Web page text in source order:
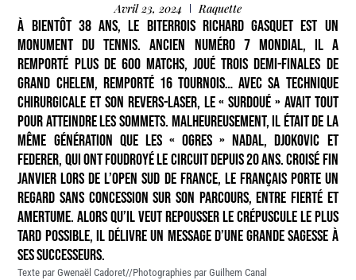
Avril 23, 2024 Raquette
À bientôt 38 ans, le Biterrois Richard Gasquet est un
monument du tennis. Ancien numéro 7 mondial, il a
remporté plus de 600 matchs, joué trois demi-finales de
Grand Chelem, remporté 16 tournois… Avec sa technique
chirurgicale et son revers-laser, le « surdoué » avait tout
pour atteindre les sommets. Malheureusement, il était de la
même génération que les « ogres » Nadal, Djokovic et
Federer, qui ont foudroyé le circuit depuis 20 ans. Croisé fin
janvier lors de l’Open Sud de France, le Français porte un
regard sans concession sur son parcours, entre fierté et
amertume. Alors qu’il veut repousser le crépuscule le plus
tard possible, il délivre un message d’une grande sagesse à
ses successeurs.
Texte par Gwenaël Cadoret//Photographies par Guilhem Canal